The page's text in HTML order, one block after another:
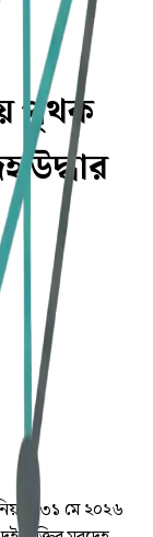
পৃথক
উদ্ধার
৩১ মে ২০২৬